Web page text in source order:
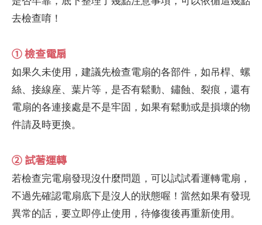
去檢查唷！
① 檢查電扇
如果久未使用，建議先檢查電扇的各部件，如吊桿、螺
絲、接線座、葉片等，是否有鬆動、鏽蝕、裂痕，還有
電扇的各連接處是不是牢固，如果有鬆動或是損壞的物
件請及時更換。
② 試著運轉
若檢查完電扇發現沒什麼問題，可以試試看運轉電扇，
不過先確認電扇底下是沒人的狀態喔！當然如果有發現
異常的話，要立即停止使用，待修復後再重新使用。